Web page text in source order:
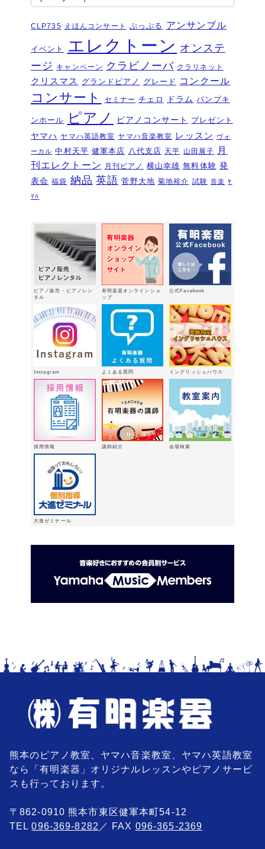
ティバル ソロ
夏のおトクなキャンペーン・・・その
夏のおトクなキャンペーン・・・その
１
2026年6月11日
ピアノを購入するなら今！『ひと足早
いサマーセール』6/14～7/12
2026年6月7
ピアノ・アドヴェンチャー研究会発表
会を実施しました～🎵
新入会おめでとう！コンサートを実施
しました～～🎵 2026年5月2日
『ピアノ・アドヴェンチャー ベーシ
ックシリーズセミナー Vol,1』講座の
お知らせ 2026年4月14日
新型エレクトーン「ELS03シリーズ」
3/15（日）健軍で日曜体験ＤＡＹ
2月18日
有明楽器オンステージ開催しました～
2026年2月16日
八代支店情報：年末年始特別販売企画
実施中！！ 2026年1月9日
「ウィンターパーティー」を開催しま
した。 2025年12月21日
CLP735 えほんコンサート ぷっぷる アンサンブル
イベント エレクトーン オンステ
ージ
キャンペーン クラビノーバ クラリネット
クリスマス グランドピアノ グレード コンクール
コンサート セミナー チェロ ドラム パンプキ
ンホール ピアノ ピアノコンサート プレゼント
ヤマハ ヤマハ英語教室 ヤマハ音楽教室 レッスン ヴォ
ーカル 中村天平 健軍本店 八代支店 天平 山田展子
月
刊エレクトーン
月刊ピアノ 横山幸雄 無料体験 発
表会 福袋 納品 英語 菅野大地 菊地裕介 試験 音楽 ﾔ
ﾏﾊ
ピアノ販売・ピアノレン
タル
有明楽器オンラインショ
ップ
公式Facebook
Instagram よくある質問 イングリッシュハウス
採用情報 講師紹介 会場検索
大進ゼミナール
熊本のピアノ教室、ヤマハ音楽教室、ヤマハ英語教室
なら「有明楽器」オリジナルレッスンやピアノサービ
スも行っております。
〒862-0910 熊本市東区健軍本町54-12
TEL096-369-8282 ／ FAX 096-365-2369